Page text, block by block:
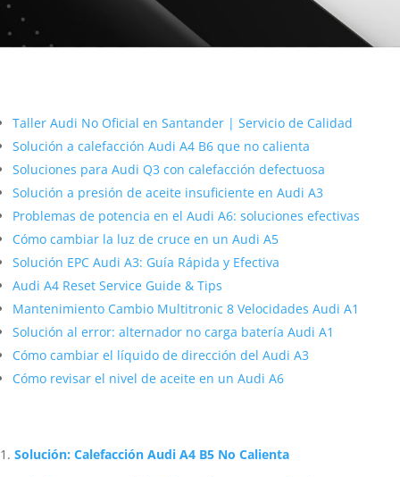
Taller Audi No Oficial en Santander | Servicio de Calidad
Solución a calefacción Audi A4 B6 que no calienta
Soluciones para Audi Q3 con calefacción defectuosa
Solución a presión de aceite insuficiente en Audi A3
Problemas de potencia en el Audi A6: soluciones efectivas
Cómo cambiar la luz de cruce en un Audi A5
Solución EPC Audi A3: Guía Rápida y Efectiva
Audi A4 Reset Service Guide & Tips
Mantenimiento Cambio Multitronic 8 Velocidades Audi A1
Solución al error: alternador no carga batería Audi A1
Cómo cambiar el líquido de dirección del Audi A3
Cómo revisar el nivel de aceite en un Audi A6
Solución: Calefacción Audi A4 B5 No Calienta